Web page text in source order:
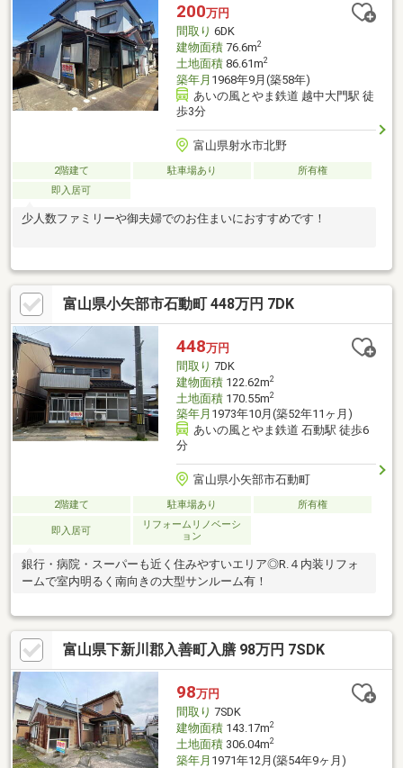
200万円
間取り 6DK
建物面積76.6m2
土地面積86.61m2
築年月 1968年9月(築58年)
あいの風とやま鉄道 越中大門駅 徒
歩3分
富山県射水市北野
2階建て 駐車場あり
所有権
即入居可
少人数ファミリーや御夫婦でのお住まいにおすすめです！
富山県小矢部市石動町 448万円 7DK
448万円
間取り 7DK
建物面積122.62m2
土地面積170.55m2
築年月 1973年10月(築52年11ヶ月)
あいの風とやま鉄道 石動駅 徒歩6
分
富山県小矢部市石動町
2階建て 駐車場あり 所有権
即入居可
リフォームリノベーシ
ョン
銀行・病院・スーパーも近く住みやすいエリア◎R.４内装リフォ
ームで室内明るく南向きの大型サンルーム有！
富山県下新川郡入善町入膳 98万円 7SDK
98万円
間取り 7SDK
建物面積143.17m2
土地面積306.04m2
築年月 1971年12月(築54年9ヶ月)